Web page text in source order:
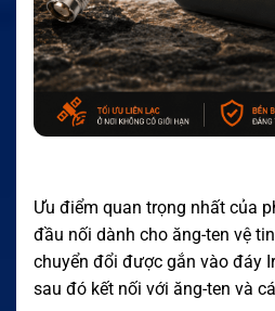
Ưu điểm quan trọng nhất của
đầu nối dành cho ăng-ten vệ
chuyển đổi được gắn vào đáy
sau đó kết nối với ăng-ten và